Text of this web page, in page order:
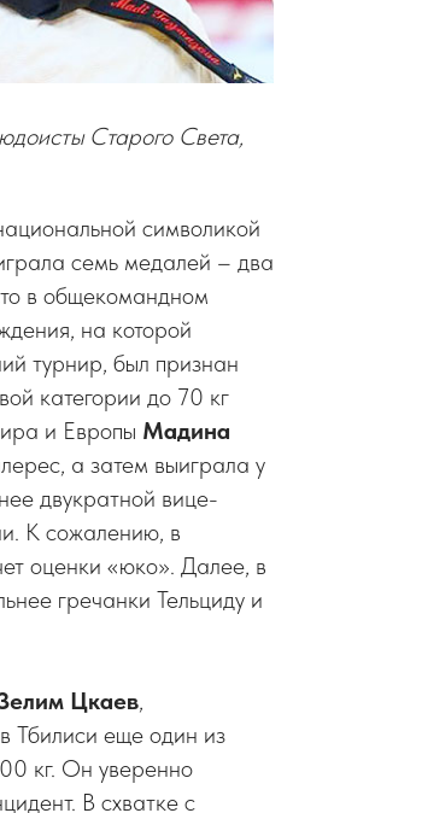
Старого Света,
символикой
семь медалей – два
в общекомандном
на которой
турнир, был признан
категории до 70 кг
и Европы Мадина
а затем выиграла у
двукратной вице-
К сожалению, в
оценки «юко». Далее, в
гречанки Тельциду и
Цкаев,
Тбилиси еще один из
кг. Он уверенно
В схватке с